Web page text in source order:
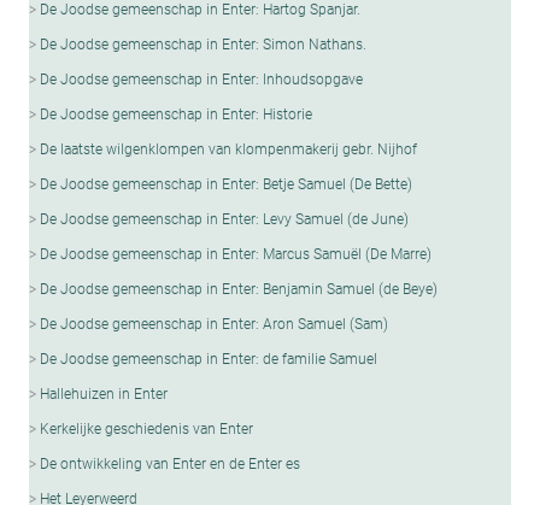
De Joodse gemeenschap in Enter: Hartog Spanjar.
De Joodse gemeenschap in Enter: Simon Nathans.
De Joodse gemeenschap in Enter: Inhoudsopgave
De Joodse gemeenschap in Enter: Historie
De laatste wilgenklompen van klompenmakerij gebr. Nijhof
De Joodse gemeenschap in Enter: Betje Samuel (De Bette)
De Joodse gemeenschap in Enter: Levy Samuel (de June)
De Joodse gemeenschap in Enter: Marcus Samuël (De Marre)
De Joodse gemeenschap in Enter: Benjamin Samuel (de Beye)
De Joodse gemeenschap in Enter: Aron Samuel (Sam)
De Joodse gemeenschap in Enter: de familie Samuel
Hallehuizen in Enter
Kerkelijke geschiedenis van Enter
De ontwikkeling van Enter en de Enter es
Het Leyerweerd